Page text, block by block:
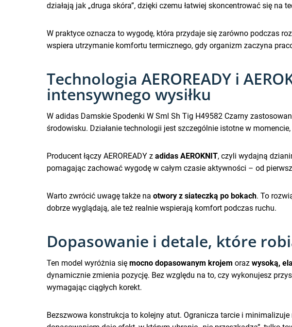
działają jak „druga skóra”, dzięki czemu łatwiej skoncentrować się
W praktyce oznacza to wygodę, która przydaje się zarówno podczas
wspiera utrzymanie komfortu termicznego, gdy organizm zaczyna
Technologia AEROREADY i
intensywnego wysiłku
W adidas Damskie Spodenki W Sml Sh Tig H49582 Czarny
środowisku. Działanie technologii jest szczególnie istotne w
Producent łączy AEROREADY z adidas AEROKNIT, czyli wydajną
pomagając zachować wygodę w całym czasie aktywności – od
Warto zwrócić uwagę także na otwory z siateczką po bokach. To
dobrze wyglądają, ale też realnie wspierają komfort podczas ruchu.
Dopasowanie i detale, które
Ten model wyróżnia się mocno dopasowanym krojem oraz wysoką,
dynamicznie zmienia pozycję. Bez względu na to, czy wykonujesz
wymagając ciągłych korekt.
Bezszwowa konstrukcja to kolejny atut. Ogranicza tarcie i